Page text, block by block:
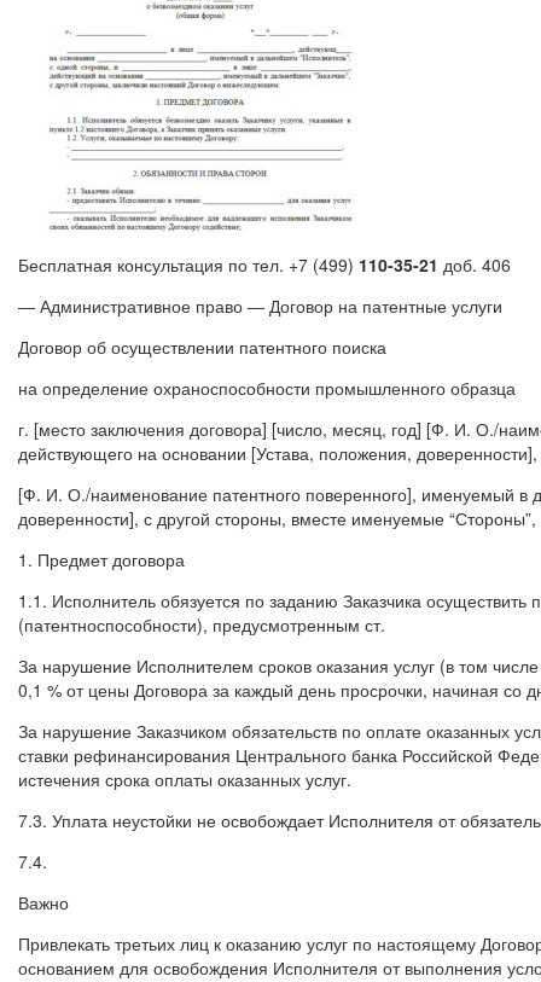
Бесплатная консультация по тел. +7 (499) 110-35-21 доб. 406
— Административное право — Договор на патентные услуги
Договор об осуществлении патентного поиска
на определение охраноспособности промышленного образца
г. [место заключения договора] [число, месяц, год] [Ф. И. О./
действующего на основании [Устава, положения,
[Ф. И. О./наименование патентного поверенного], именуемый в
доверенности], с другой стороны, вместе именуемые
1. Предмет договора
1.1. Исполнитель обязуется по заданию Заказчика
(патентноспособности), предусмотренным ст.
За нарушение Исполнителем сроков оказания услуг (в том
0,1 % от цены Договора за каждый день просрочки, начиная со
За нарушение Заказчиком обязательств по оплате оказанных
ставки рефинансирования Центрального банка Российской
истечения срока оплаты оказанных услуг.
7.3. Уплата неустойки не освобождает Исполнителя от
7.4.
Важно
Привлекать третьих лиц к оказанию услуг по настоящему
основанием для освобождения Исполнителя от выполнения